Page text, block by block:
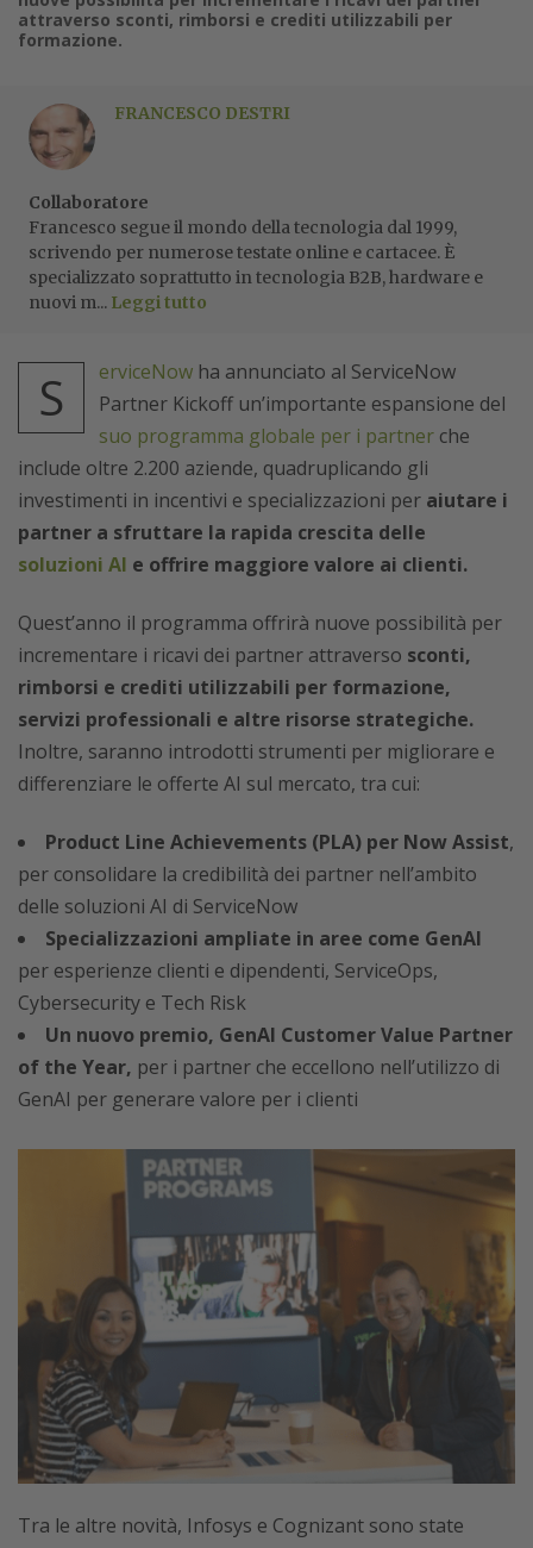
attraverso sconti, rimborsi e crediti utilizzabili per
formazione.
FRANCESCO DESTRI
Collaboratore
Francesco segue il mondo della tecnologia dal 1999,
scrivendo per numerose testate online e cartacee. È
specializzato soprattutto in tecnologia B2B, hardware e
nuovi m... Leggi tutto
S erviceNow ha annunciato al ServiceNow
Partner Kickoff un’importante espansione del
suo programma globale per i partner che
include oltre 2.200 aziende, quadruplicando gli
investimenti in incentivi e specializzazioni per aiutare i
partner a sfruttare la rapida crescita delle
soluzioni AI e offrire maggiore valore ai clienti.
Quest’anno il programma offrirà nuove possibilità per
incrementare i ricavi dei partner attraverso sconti,
rimborsi e crediti utilizzabili per formazione,
servizi professionali e altre risorse strategiche.
Inoltre, saranno introdotti strumenti per migliorare e
differenziare le offerte AI sul mercato, tra cui:
Product Line Achievements (PLA) per Now Assist,
per consolidare la credibilità dei partner nell’ambito
delle soluzioni AI di ServiceNow
Specializzazioni ampliate in aree come GenAI
per esperienze clienti e dipendenti, ServiceOps,
Cybersecurity e Tech Risk
Un nuovo premio, GenAI Customer Value Partner
of the Year, per i partner che eccellono nell’utilizzo di
GenAI per generare valore per i clienti
Tra le altre novità, Infosys e Cognizant sono state